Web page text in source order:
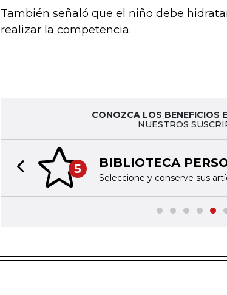
También señaló que el niño debe
realizar la competencia.
CONOZCA LOS BENEFICIOS
NUESTROS
5 BIBLIOTECA
Seleccione y conserve sus
Previous slide